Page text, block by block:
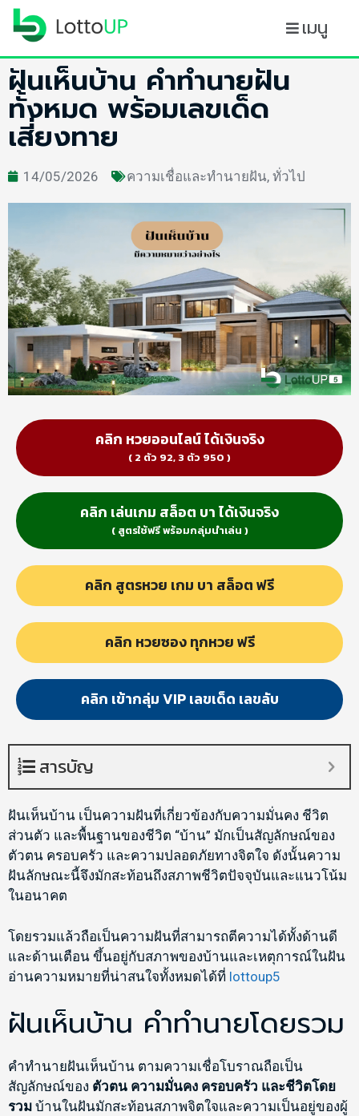
เมนู
ฝันเห็นบ้าน คำทำนายฝัน
ทั้งหมด พร้อมเลขเด็ด
เสี่ยงทาย
14/05/2026 ความเชื่อและทำนายฝัน, ทั่วไป
คลิก หวยออนไลน์ ได้เงินจริง
( 2 ตัว 92, 3 ตัว 950 )
คลิก เล่นเกม สล็อต บา ได้เงินจริง
( สูตรใช้ฟรี พร้อมกลุ่มนำเล่น )
คลิก สูตรหวย เกม บา สล็อต ฟรี
คลิก หวยซอง ทุกหวย ฟรี
คลิก เข้ากลุ่ม VIP เลขเด็ด เลขลับ
สารบัญ
ฝันเห็นบ้าน เป็นความฝันที่เกี่ยวข้องกับความมั่นคง ชีวิต
ส่วนตัว และพื้นฐานของชีวิต “บ้าน” มักเป็นสัญลักษณ์ของ
ตัวตน ครอบครัว และความปลอดภัยทางจิตใจ ดังนั้นความ
ฝันลักษณะนี้จึงมักสะท้อนถึงสภาพชีวิตปัจจุบันและแนวโน้ม
ในอนาคต
โดยรวมแล้วถือเป็นความฝันที่สามารถตีความได้ทั้งด้านดี
และด้านเตือน ขึ้นอยู่กับสภาพของบ้านและเหตุการณ์ในฝัน
อ่านความหมายที่น่าสนใจทั้งหมดได้ที่ lottoup5
ฝันเห็นบ้าน คำทำนายโดยรวม
คำทำนายฝันเห็นบ้าน ตามความเชื่อโบราณถือเป็น
สัญลักษณ์ของ ตัวตน ความมั่นคง ครอบครัว และชีวิตโดย
รวม บ้านในฝันมักสะท้อนสภาพจิตใจและความเป็นอยู่ของผู้